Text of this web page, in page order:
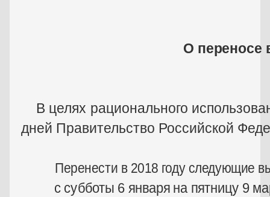
О переносе
В целях рационального
дней Правительство Российской
Перенести в 2018 году следующие
с субботы 6 января на пятницу 9